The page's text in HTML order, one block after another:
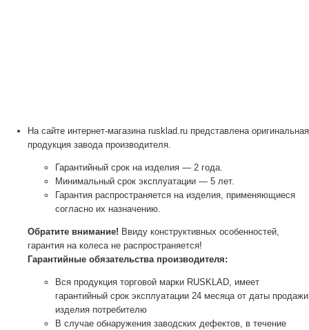
На сайте интернет-магазина rusklad.ru представлена оригинальная
продукция завода производителя.
Гарантийный срок на изделия — 2 года.
Минимальный срок эксплуатации — 5 лет.
Гарантия распространяется на изделия, применяющиеся
согласно их назначению.
Обратите внимание! Ввиду конструктивных особенностей,
гарантия на колеса не распространяется!
Гарантийные обязательства производителя:
Вся продукция торговой марки RUSKLAD, имеет
гарантийный срок эксплуатации 24 месяца от даты продажи
изделия потребителю
В случае обнаружения заводских дефектов, в течение